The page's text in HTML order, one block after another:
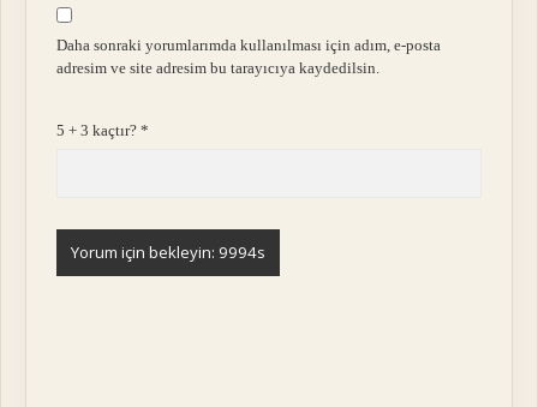
Daha sonraki yorumlarımda kullanılması için adım, e-posta
adresim ve site adresim bu tarayıcıya kaydedilsin.
5 + 3 kaçtır?*